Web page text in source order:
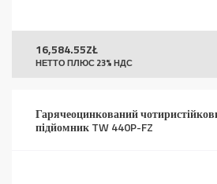
16,584.55ZŁ
НЕТТО ПЛЮС 23% НДС
Гарячеоцинкований
підйомник TW 440P-FZ